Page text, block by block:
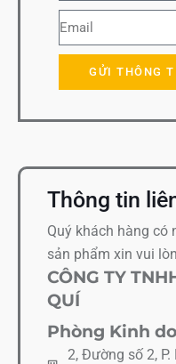
GỬI THÔNG
Thông tin
Quý khách hàng có
sản phẩm xin vui
CÔNG TY
QUÍ
Phòng Kinh
2, Đường số 2, P.